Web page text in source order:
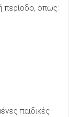
περίοδο, όπως:
παιδικές